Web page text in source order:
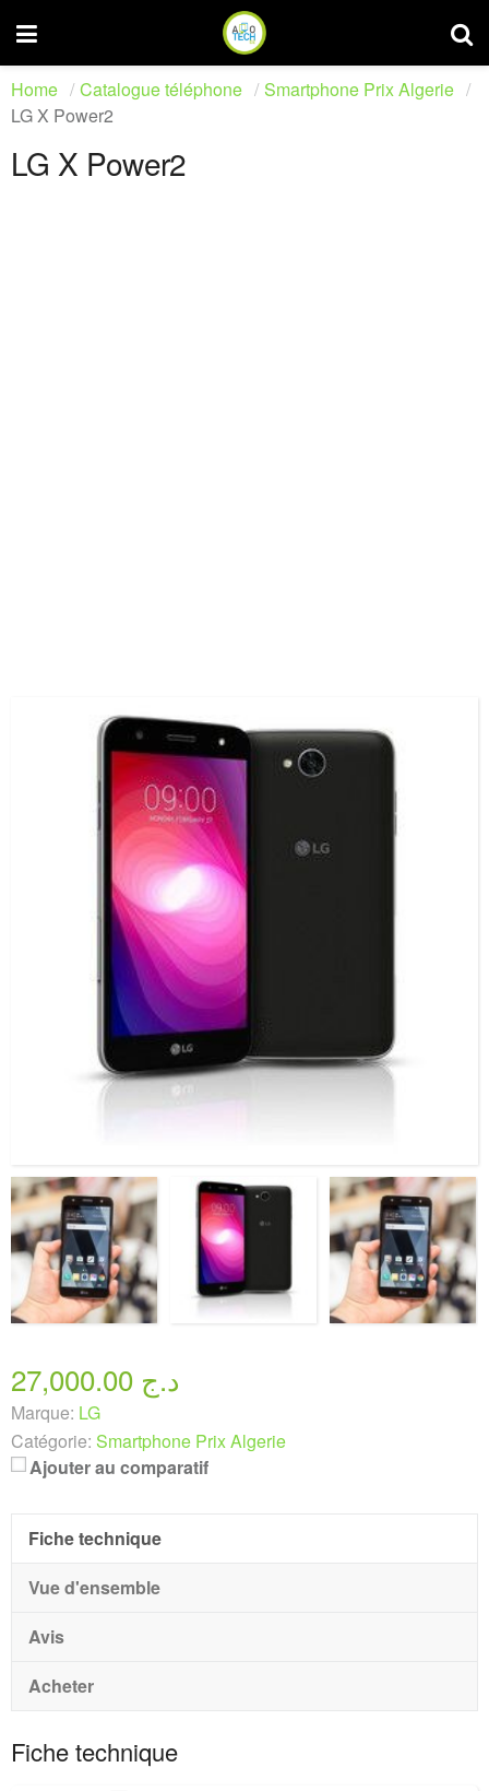
Home Catalogue téléphone
Smartphone Prix Algerie
LG X Power2
LG X Power2
27,000.00 د.ج
Marque: LG
Catégorie: Smartphone Prix Algerie
Ajouter au comparatif
Fiche technique
Vue d'ensemble
Avis
Acheter
Fiche technique